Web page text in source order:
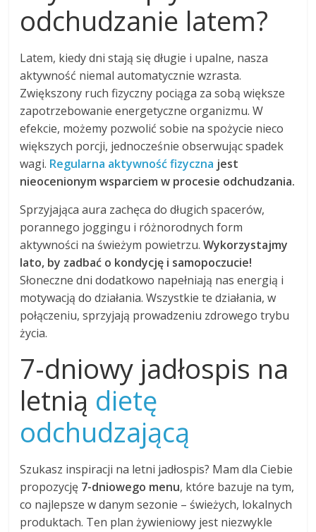
odchudzanie latem?
Latem, kiedy dni stają się długie i upalne, nasza
aktywność niemal automatycznie wzrasta.
Zwiększony ruch fizyczny pociąga za sobą większe
zapotrzebowanie energetyczne organizmu. W
efekcie, możemy pozwolić sobie na spożycie nieco
większych porcji, jednocześnie obserwując spadek
wagi. Regularna aktywność fizyczna jest
nieocenionym wsparciem w procesie odchudzania.
Sprzyjająca aura zachęca do długich spacerów,
porannego joggingu i różnorodnych form
aktywności na świeżym powietrzu.Wykorzystajmy
lato, by zadbać o kondycję i samopoczucie!
Słoneczne dni dodatkowo napełniają nas energią i
motywacją do działania. Wszystkie te działania, w
połączeniu, sprzyjają prowadzeniu zdrowego trybu
życia.
7-dniowy jadłospis na
letnią dietę
odchudzającą
Szukasz inspiracji na letni jadłospis? Mam dla Ciebie
propozycję 7-dniowego menu, które bazuje na tym,
co najlepsze w danym sezonie – świeżych, lokalnych
produktach. Ten plan żywieniowy jest niezwykle